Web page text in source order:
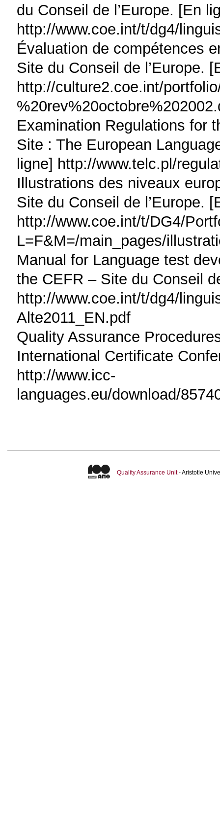
du Conseil de l’Europe. [En
http://www.coe.int/t/dg4/
Évaluation de compétences
Site du Conseil de l’Europe.
http://culture2.coe.int/
Examination Regulations for
Site : The European
ligne] http://www.telc.pl/
Illustrations des niveaux
Site du Conseil de l’Europe.
http://www.coe.int/t/DG4/
L=F&M=/main_pages/
Manual for Language test
the CEFR – Site du Conseil
http://www.coe.int/t/dg4/
Alte2011_EN.pdf
Quality Assurance
International Certificate
http://www.icc-
languages.eu/download/
Quality Assurance Unit- Aristotle